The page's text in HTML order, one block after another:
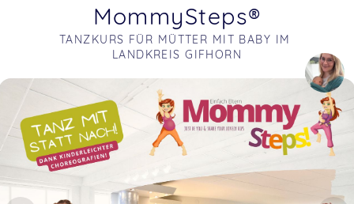
MommySteps®
TANZKURS FÜR MÜTTER MIT BABY IM
LANDKREIS GIFHORN
Soon you will learn more about me here...